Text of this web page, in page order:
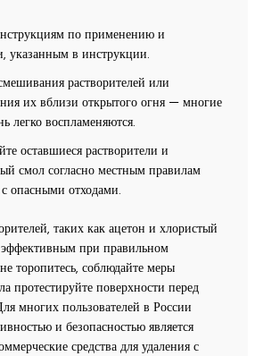
по применению и
указанным в инструкции.
растворителей или
их вблизи открытого огня — многие
легко воспламеняются.
оставшиеся растворители и
смол согласно местным правилам
опасными отходами.
таких как ацетон и хлористый
при правильном
торопитесь, соблюдайте меры
протестируйте поверхности перед
многих пользователей в России
и безопасностью является
средства для удаления с